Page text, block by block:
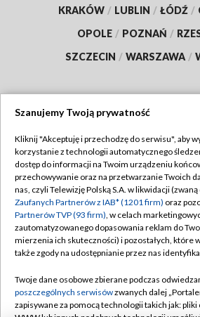
KRAKÓW / LUBLIN / ŁÓDŹ /
OPOLE / POZNAŃ /
SZCZECIN / WARSZAWA /
TVP
Abonament TVP
Emisja w TVP
Centrum informacji TVP
Naziemna Telewizja Cyfrowa
Rada Programowa
System NOS
Regulamin TVP
Polityka
Moje zgody
Pomoc
Kontakt
Szanujemy Twoją prywatność
Kliknij "Akceptuję i przechodzę do serwisu", aby
korzystanie z technologii automatycznego
dostęp do informacji na Twoim urządzeniu
przechowywanie oraz na przetwarzanie Twoich
nas, czyli Telewizję Polską S.A. w likwidacji
Zaufanych Partnerów z IAB* (1201 firm) oraz
Partnerów TVP (93 firm), w celach
zautomatyzowanego dopasowania reklam do
mierzenia ich skuteczności) i pozostałych, które
także zgody na udostępnianie przez nas
Twoje dane osobowe zbierane podczas
poszczególnych serwisówzwanych dalej
zapisywane za pomocą technologii takich jak: